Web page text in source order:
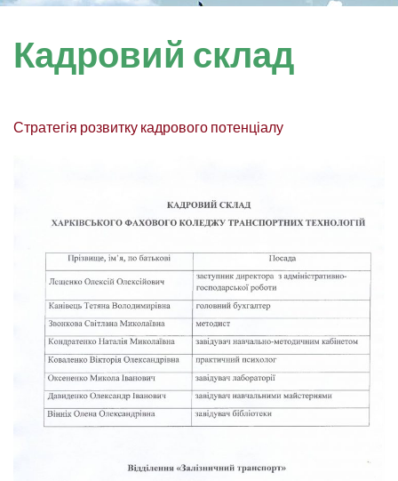
Кадровий склад
Стратегія розвитку кадрового потенціалу